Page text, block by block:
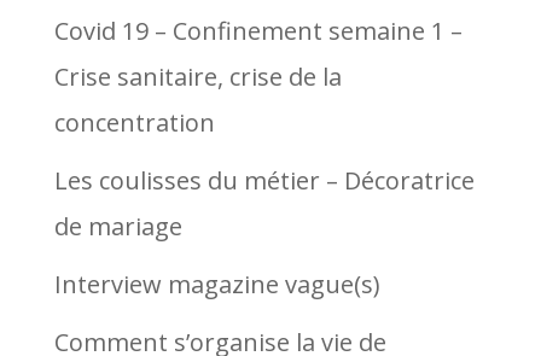
Covid 19 – Confinement semaine 1 –
Crise sanitaire, crise de la
concentration
Les coulisses du métier – Décoratrice
de mariage
Interview magazine vague(s)
Comment s’organise la vie de